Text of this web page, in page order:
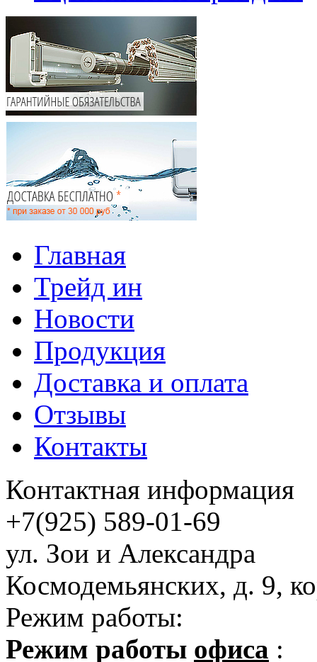
Главная
Трейд ин
Новости
Продукция
Доставка и оплата
Отзывы
Контакты
Контактная информация
+7(925) 589-01-69
ул. Зои и Александра
Космодемьянских, д. 9,
Режим работы:
Режим работы офиса :